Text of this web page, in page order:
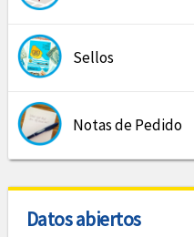
Sellos
Notas de Pedido
Datos abiertos